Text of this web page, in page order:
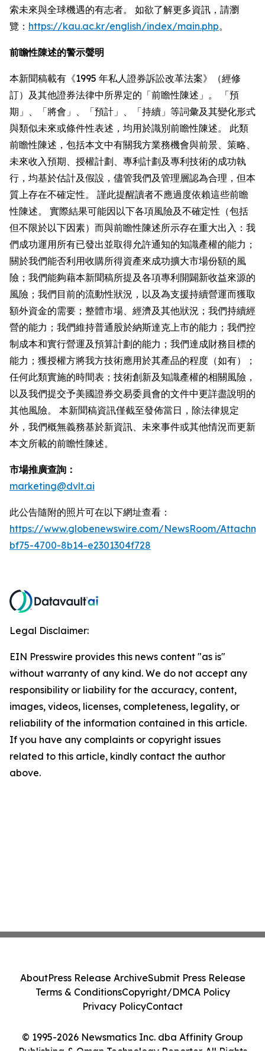
索未來與全球機遇的有志者。 如欲了解更多資訊，請瀏
覽： https://kau.ac.kr/english/index/main.php。
前瞻性陳述的警示聲明
本新聞稿載有《1995 年私人證券訴訟改革法案》（經修
訂）及其他證券法律中所界定的「前瞻性陳述」。 「預
期」、「將會」、「預計」、「持續」等詞彙及其變化形式
與類似未來或條件性表述，均用於識別前瞻性陳述。 此類
前瞻性陳述，包括本文中有關我方業務機會與前景、策略、
未來收入預期、授權計劃、專利計劃及專利技術的成功執
行，均基於估計及假設，儘管我們及管理層認為合理，但本
質上存在不確定性。 謹此提醒讀者不應過度依賴這些前瞻
性陳述。 實際結果可能因以下各項風險及不確定性（包括
但不限於以下因素）而與前瞻性陳述所示存在重大出入：我
們成功運用所有已發出並取得允許通知的知識產權的能力；
關於我們能否利用收購所得資產來成功擴大市場份額的風
險；我們能夠藉本新聞稿所提及各項專利開闢新收益來源的
風險；我們目前的流動性狀況，以及為支援持續營運而獲取
額外資金的需要；整體市場、經濟及其他狀況；我們持續經
營的能力；我們維持普通股於納斯達克上市的能力；我們控
制成本和實行營運及預算計劃的能力；我們達成財務目標的
能力；獲授權方將我方技術應用於其產品的程度（如有）；
任何此類實施的時間表；技術創新及知識產權的相關風險，
以及我們提交予美國證券交易委員會的文件中更詳盡說明的
其他風險。 本新聞稿資訊僅截至發佈當日，除法律規定
外，我們概無義務基於新資訊、未來事件或其他情況而更新
本文所載的前瞻性陳述。
市場推廣查詢：
marketing@dvlt.ai
此公告隨附的照片可在以下網址查看：
https://www.globenewswire.com/NewsRoom/
bf75-4700-8b14-e2301304f728
Legal Disclaimer:
EIN Presswire provides this news content "as is"
without warranty of any kind. We do not accept any
responsibility or liability for the accuracy, content,
images, videos, licenses, completeness, legality, or
reliability of the information contained in this article.
If you have any complaints or copyright issues
related to this article, kindly contact the author
above.
© 1995-2026 Newsmatics Inc. dba Affinity Group
Publishing & Oman Technology Reporter. All Rights
AboutPress Release ArchiveSubmit Press Release
Terms & ConditionsCopyright/DMCA Policy
Privacy PolicyContact